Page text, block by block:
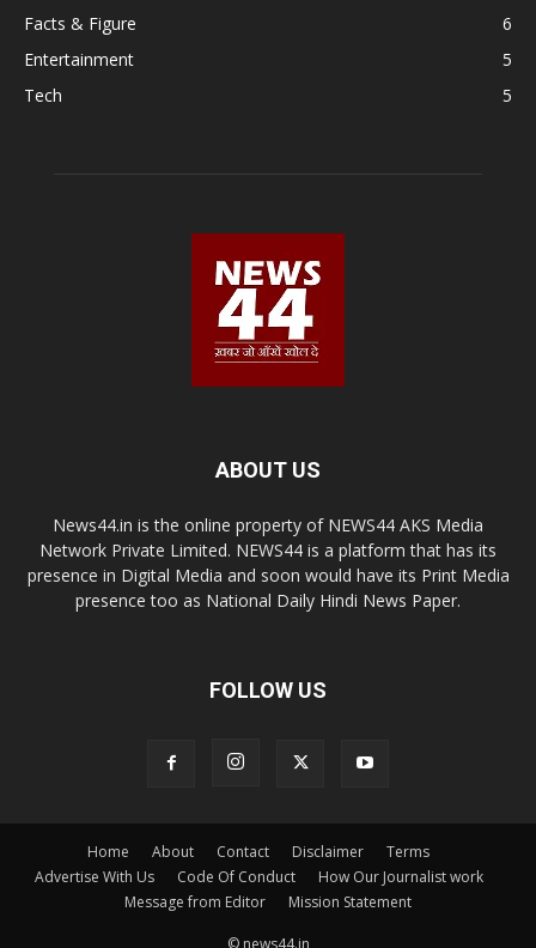
Facts & Figure
6
Entertainment
5
Tech
5
ABOUT US
News44.in is the online property of NEWS44 AKS Media
Network Private Limited. NEWS44 is a platform that has its
presence in Digital Media and soon would have its Print Media
presence too as National Daily Hindi News Paper.
FOLLOW US
Home About Contact Disclaimer
Terms
Advertise With Us
Code Of Conduct
How Our Journalist work
Message from Editor
Mission Statement
© news44.in